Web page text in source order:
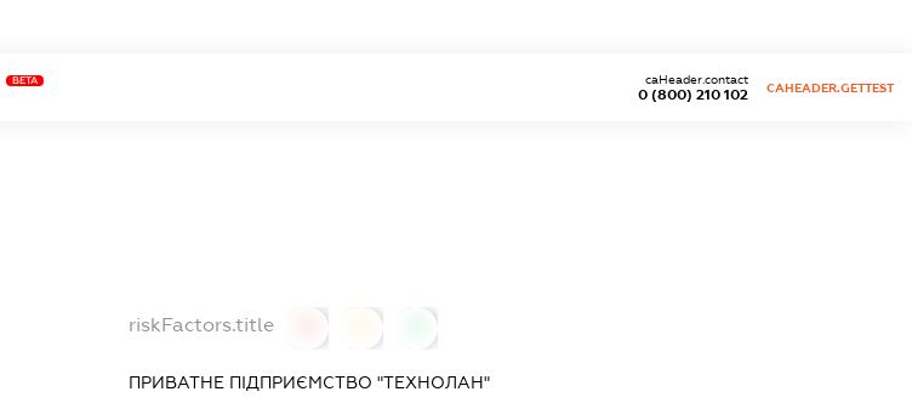
BETA
0 (800) 210 102
caHeader.contact
CAHEADER.GETTEST
riskFactors.title
ПРИВАТНЕ ПІДПРИЄМСТВО "ТЕХНОЛАН"